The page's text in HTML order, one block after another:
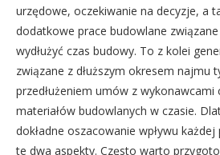
urzędowe, oczekiwanie na decyzje, a
dodatkowe prace budowlane
wydłużyć czas budowy. To z kolei
związane z dłuższym okresem najmu
przedłużeniem umów z wykonawcami
materiałów budowlanych w czasie.
dokładne oszacowanie wpływu
te dwa aspekty. Często warto